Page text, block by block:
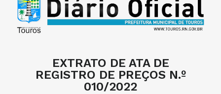
EXTRATO DE ATA DE
REGISTRO DE PREÇOS N.º
010/2022
PERGUNTAS FREQUENTES